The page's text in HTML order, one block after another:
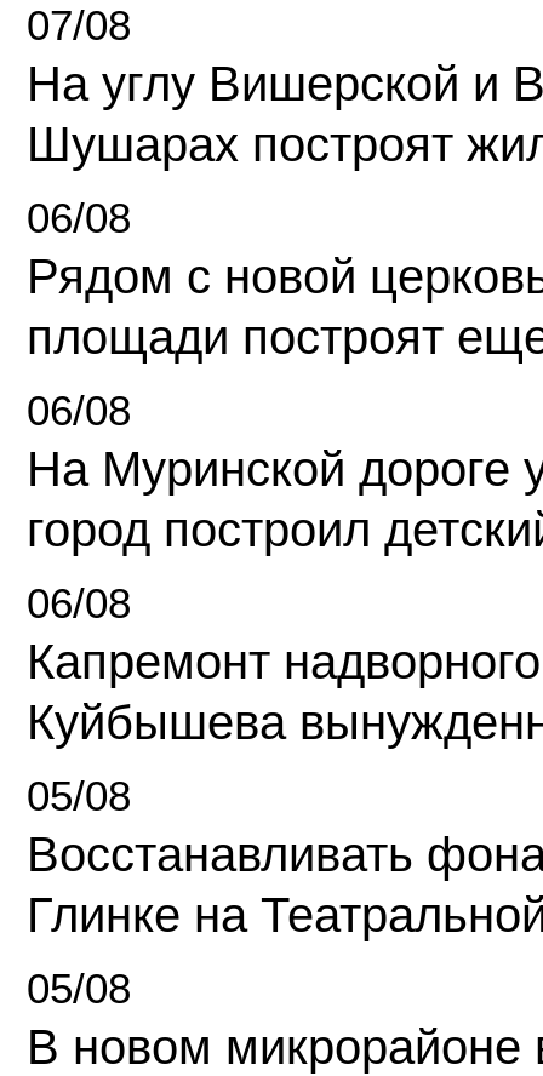
07/08
На углу Вишерской и
Шушарах построят
06/08
Рядом с новой
площади построят
06/08
На Муринской дороге
город построил
06/08
Капремонт
Куйбышева
05/08
Восстанавливать
Глинке на
05/08
В новом микрорайоне